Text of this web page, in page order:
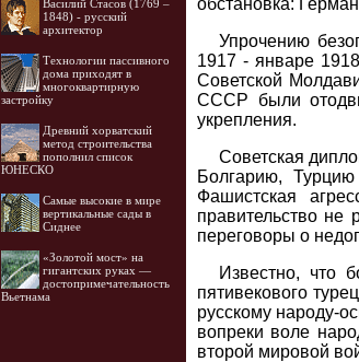
Василий Стасов (1769 –
1848) - русский
архитектор
Технологии пассивного
дома приходят в
многоквартирную
застройку
Древний хорватский
метод строительства
пополнил список
ЮНЕСКО
Самые высокие в мире
вертикальные сады в
Сиднее
«Золотой мост» на
гигантских руках —
достопримечательность
Вьетнама
Упрочению
1917 - январе
Советской
СССР были
укрепления.
Советская
Болгарию,
Фашистская
правительство не
переговоры о
Известно, что
пятивекового
русскому народу-
вопреки воле
второй мировой